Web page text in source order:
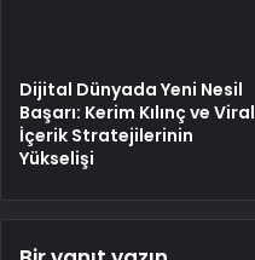
Dijital Dünyada Yeni Nesil
Başarı: Kerim Kılınç ve Viral
İçerik Stratejilerinin
Yükselişi